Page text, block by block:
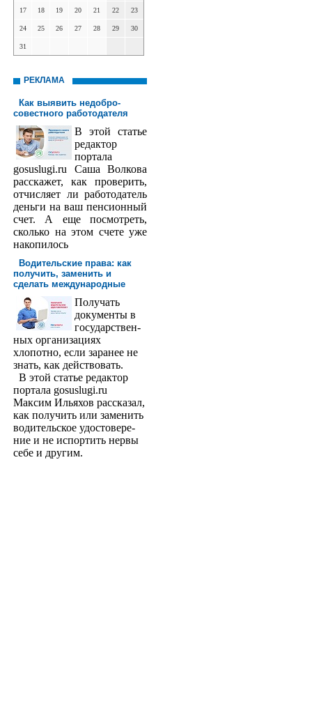
17 18 19 20 21 22 23
24 25 26 27 28 29 30
31
РЕКЛАМА
Как выявить недобро­
совестного работодателя
В этой статье
редактор
порта­ла
gosuslugi.ru Саша Волкова
расскажет, как проверить,
отчисляет ли работодатель
деньги на ваш пенсионный
счет. А еще посмотреть,
сколько на этом счете уже
накопилось
Водительские права: как
получить, заменить и
сделать международ­ные
Получать
доку­менты в
государствен­
ных организациях
хлопотно, если заранее не
знать, как действовать.
В этой статье редактор
портала gosuslugi.ru
Максим Ильяхов рассказал,
как получить или заменить
водительское удостовере­
ние и не испортить нервы
себе и другим.